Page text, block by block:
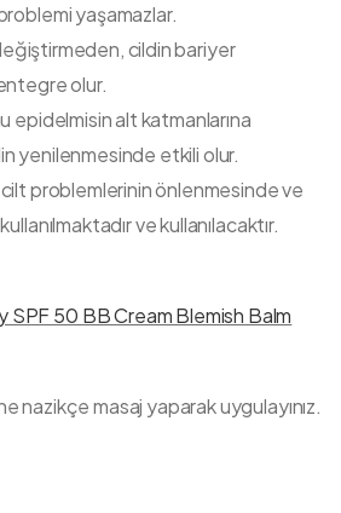
yaşamazlar.
cildin bariyer
olur.
epidelmisin alt katmanlarına
yenilenmesinde etkili olur.
problemlerinin önlenmesinde ve
ve kullanılacaktır.
SPF 50 BB Cream Blemish Balm
nazikçe masaj yaparak uygulayınız.